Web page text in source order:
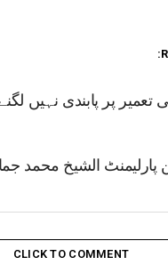
پر پابندی نہیں
الشيخ محمد
CLICK TO COMMENT